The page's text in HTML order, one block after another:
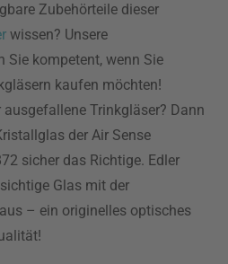
Zubehörteile dieser
wissen? Unsere
Sie kompetent, wenn Sie
kaufen möchten!
Trinkgläser? Dann
der Air Sense
sicher das Richtige. Edler
Glas mit der
– ein originelles optisches